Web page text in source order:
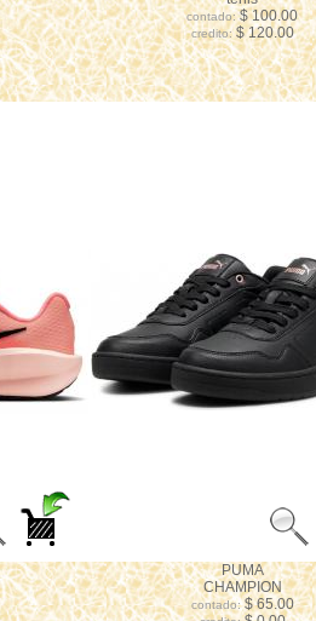
contado:$ 100.00
credito:$ 120.00
PUMA
CHAMPION
contado:$ 65.00